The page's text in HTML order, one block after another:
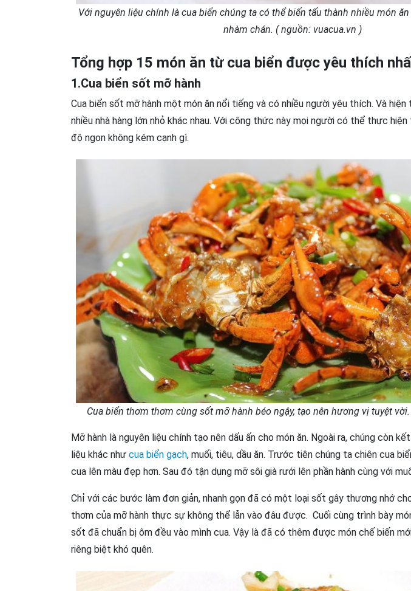
Với nguyên liệu chính là cua biển chúng ta có thể biến tấu thành nhiều món
nhàm chán. ( nguồn: vuacua.vn )
Tổng hợp 15 món ăn từ cua biển được yêu thích
1.Cua biển sốt mỡ hành
Cua biển sốt mỡ hành một món ăn nổi tiếng và có nhiều người yêu thích. Và
nhiều nhà hàng lớn nhỏ khác nhau. Với công thức này mọi người có thể thực
độ ngon không kém cạnh gì.
Cua biển thơm thơm cùng sốt mỡ hành béo ngậy, tạo nên hương vị tuyệt
Mỡ hành là nguyên liệu chính tạo nên dấu ấn cho món ăn. Ngoài ra, chúng còn
liệu khác như cua biển gạch, muối, tiêu, dầu ăn. Trước tiên chúng ta chiên cua
cua lên màu đẹp hơn. Sau đó tận dụng mỡ sôi già rưới lên phần hành cùng với
Chỉ với các bước làm đơn giản, nhanh gọn đã có một loại sốt gây thương nhớ
thơm của mỡ hành thực sự không thể lẫn vào đâu được. Cuối cùng trình bày
sốt đã chuẩn bị ôm đều vào mình cua. Vậy là đã có thêm được món chế biến
riêng biệt khó quên.